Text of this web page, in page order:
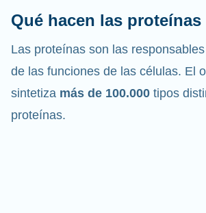
Qué hacen las proteínas
Las proteínas son las
de las funciones de las células. El
sintetiza más de 100.000 tipos
proteínas.